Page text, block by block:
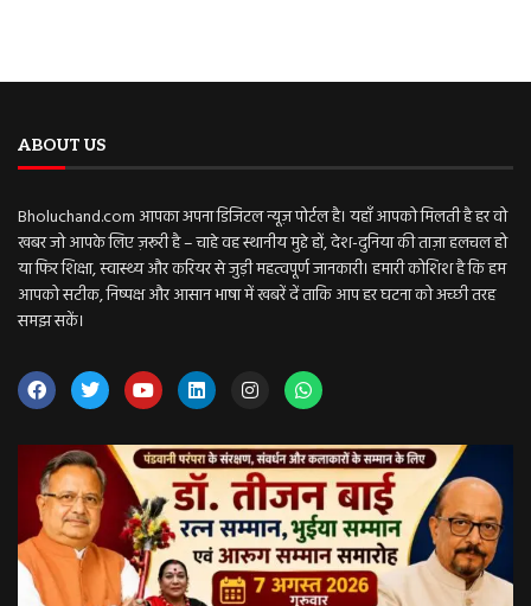
ABOUT US
Bholuchand.com आपका अपना डिजिटल न्यूज़ पोर्टल है। यहाँ आपको मिलती है हर वो
खबर जो आपके लिए ज़रूरी है – चाहे वह स्थानीय मुद्दे हों, देश-दुनिया की ताज़ा हलचल हो
या फिर शिक्षा, स्वास्थ्य और करियर से जुड़ी महत्वपूर्ण जानकारी। हमारी कोशिश है कि हम
आपको सटीक, निष्पक्ष और आसान भाषा में खबरें दें ताकि आप हर घटना को अच्छी तरह
समझ सकें।